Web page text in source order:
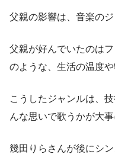
父親の影響は、音楽の
父親が好んでいたのは
のような、生活の温度
こうしたジャンルは、
んな思いで歌うかが大事
幾田りらさんが後にシ